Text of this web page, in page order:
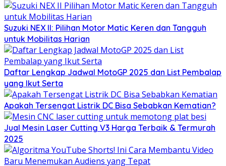
Suzuki NEX II: Pilihan Motor Matic Keren dan Tangguh
untuk Mobilitas Harian
Daftar Lengkap Jadwal MotoGP 2025 dan List Pembalap
yang Ikut Serta
Apakah Tersengat Listrik DC Bisa Sebabkan Kematian?
Jual Mesin Laser Cutting V3 Harga Terbaik & Termurah
2025